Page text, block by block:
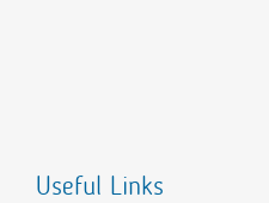
Useful Links